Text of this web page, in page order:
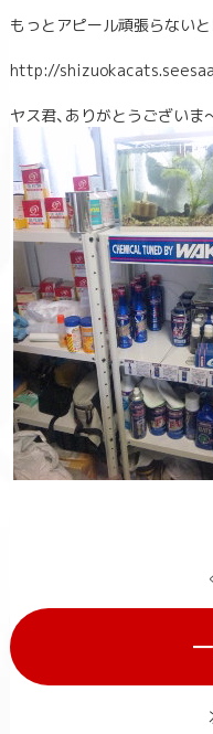
もっとアピール頑張らないと！！
http://
ヤス君、ありがとうございま